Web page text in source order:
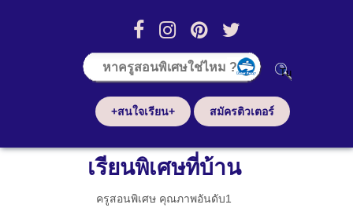
+สนใจเรียน+ สมัครติวเตอร์
เรียนพิเศษที่บ้าน
ครูสอนพิเศษ คุณภาพอันดับ1